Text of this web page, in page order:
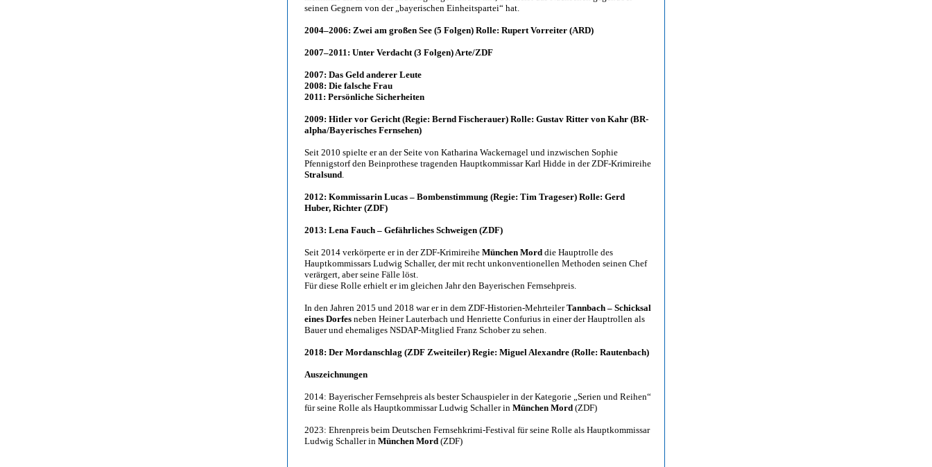
seinen Gegnern von der „bayerischen Einheitspartei“ hat.
2004–2006: Zwei am großen See (5 Folgen) Rolle: Rupert Vorreiter (ARD)
2007–2011: Unter Verdacht (3 Folgen) Arte/ZDF
2007: Das Geld anderer Leute
2008: Die falsche Frau
2011: Persönliche Sicherheiten
2009: Hitler vor Gericht (Regie: Bernd Fischerauer) Rolle: Gustav Ritter von Kahr (BR-
alpha/Bayerisches Fernsehen)
Seit 2010 spielte er an der Seite von Katharina Wackernagel und inzwischen Sophie
Pfennigstorf den Beinprothese tragenden Hauptkommissar Karl Hidde in der ZDF-Krimireihe
Stralsund.
2012: Kommissarin Lucas – Bombenstimmung (Regie: Tim Trageser) Rolle: Gerd
Huber, Richter (ZDF)
2013: Lena Fauch – Gefährliches Schweigen (ZDF)
Seit 2014 verkörperte er in der ZDF-Krimireihe München Mord die Hauptrolle des
Hauptkommissars Ludwig Schaller, der mit recht unkonventionellen Methoden seinen Chef
verärgert, aber seine Fälle löst.
Für diese Rolle erhielt er im gleichen Jahr den Bayerischen Fernsehpreis.
In den Jahren 2015 und 2018 war er in dem ZDF-Historien-MehrteilerTannbach – Schicksal
eines Dorfes neben Heiner Lauterbach und Henriette Confurius in einer der Hauptrollen als
Bauer und ehemaliges NSDAP-Mitglied Franz Schober zu sehen.
2018: Der Mordanschlag (ZDF Zweiteiler) Regie: Miguel Alexandre (Rolle: Rautenbach)
Auszeichnungen
2014: Bayerischer Fernsehpreis als bester Schauspieler in der Kategorie „Serien und Reihen“
für seine Rolle als Hauptkommissar Ludwig Schaller in München Mord (ZDF)
2023: Ehrenpreis beim Deutschen Fernsehkrimi-Festival für seine Rolle als Hauptkommissar
Ludwig Schaller in München Mord (ZDF)